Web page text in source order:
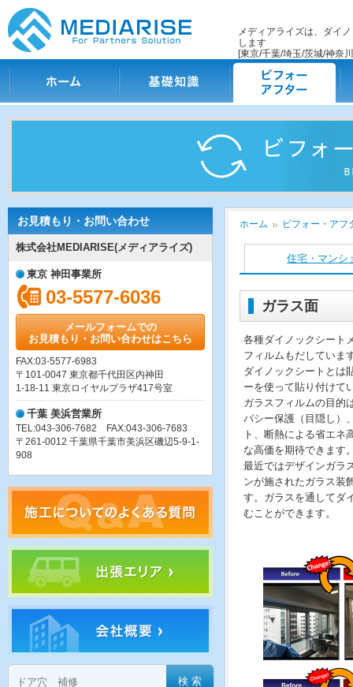
メディアライズは、ダイ
します
[東京/千葉/埼玉/茨城/神奈
ホーム 基礎知識 ビフォー・アフター 施
お見積もり・お問い合わせ
株式会社MEDIARISE(メディアライズ)
東京 神田事業所
03-5577-6036
メールフォームでの
お見積もり・お問い合わせはこちら
FAX:03-5577-6983
〒101-0047 東京都千代田区内神田
1-18-11 東京ロイヤルプラザ417号室
千葉 美浜営業所
TEL:043-306-7682 FAX:043-306-7683
〒261-0012 千葉県千葉市美浜区磯辺5-9-1-
908
ホーム ビフォー・アフ
住宅・マンシ
ガラス面
各種ダイノックシート
フィルムもだしていま
ダイノックシートとは
ーを使って貼り付けて
ガラスフィルムの目的
バシー保護（目隠し）
ト、断熱による省エネ
な高価を期待できます
最近ではデザインガラ
ンが施されたガラス装
す。ガラスを通してダ
むことができます。